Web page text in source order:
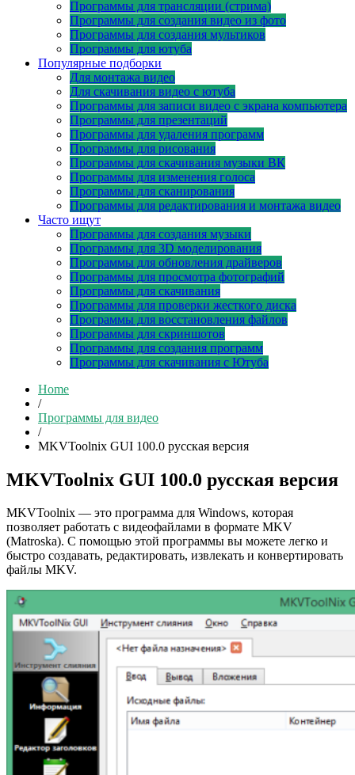
Программы для трансляции (стрима)
Программы для создания видео из фото
Программы для создания мультиков
Программы для ютуба
Популярные подборки
Для монтажа видео
Для скачивания видео с ютуба
Программы для записи видео с экрана компьютера
Программы для презентаций
Программы для удаления программ
Программы для рисования
Программы для скачивания музыки ВК
Программы для изменения голоса
Программы для сканирования
Программы для редактирования и монтажа видео
Часто ищут
Программы для создания музыки
Программы для 3D моделирования
Программы для обновления драйверов
Программы для просмотра фотографий
Программы для скачивания
Программы для проверки жесткого диска
Программы для восстановления файлов
Программы для скриншотов
Программы для создания программ
Программы для скачивания с Ютуба
Home
/
Программы для видео
/
MKVToolnix GUI 100.0 русская версия
MKVToolnix GUI 100.0 русская версия
MKVToolnix — это программа для Windows, которая
позволяет работать с видеофайлами в формате MKV
(Matroska). С помощью этой программы вы можете легко и
быстро создавать, редактировать, извлекать и конвертировать
файлы MKV.